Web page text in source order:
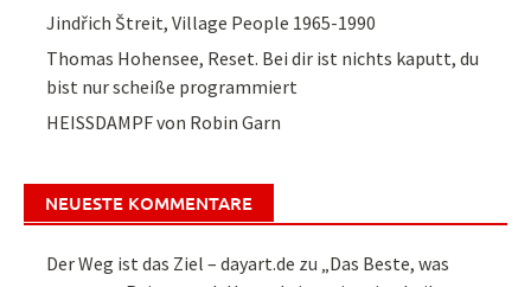
Jindřich Štreit, Village People 1965-1990
Thomas Hohensee, Reset. Bei dir ist nichts kaputt, du
bist nur scheiße programmiert
HEISSDAMPF von Robin Garn
NEUESTE KOMMENTARE
Der Weg ist das Ziel – dayart.de zu „Das Beste, was